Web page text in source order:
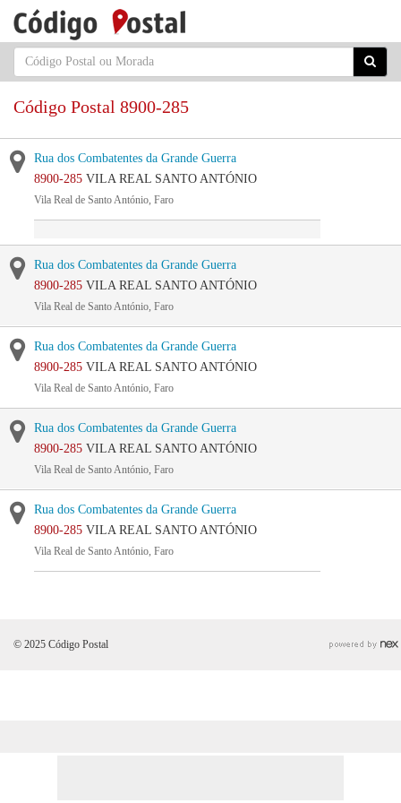
Código Postal 8900-285
Rua dos Combatentes da Grande Guerra
8900-285 VILA REAL SANTO ANTÓNIO
Vila Real de Santo António, Faro
Rua dos Combatentes da Grande Guerra
8900-285 VILA REAL SANTO ANTÓNIO
Vila Real de Santo António, Faro
Rua dos Combatentes da Grande Guerra
8900-285 VILA REAL SANTO ANTÓNIO
Vila Real de Santo António, Faro
Rua dos Combatentes da Grande Guerra
8900-285 VILA REAL SANTO ANTÓNIO
Vila Real de Santo António, Faro
Rua dos Combatentes da Grande Guerra
8900-285 VILA REAL SANTO ANTÓNIO
Vila Real de Santo António, Faro
© 2025 Código Postal